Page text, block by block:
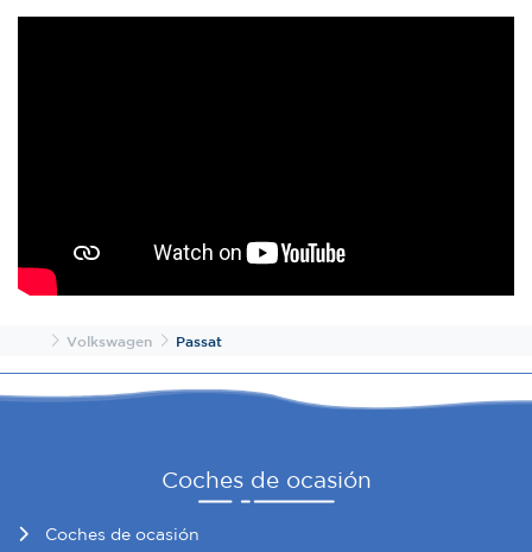
InicioVolkswagen Passat
Coches de ocasión
Coches de ocasión